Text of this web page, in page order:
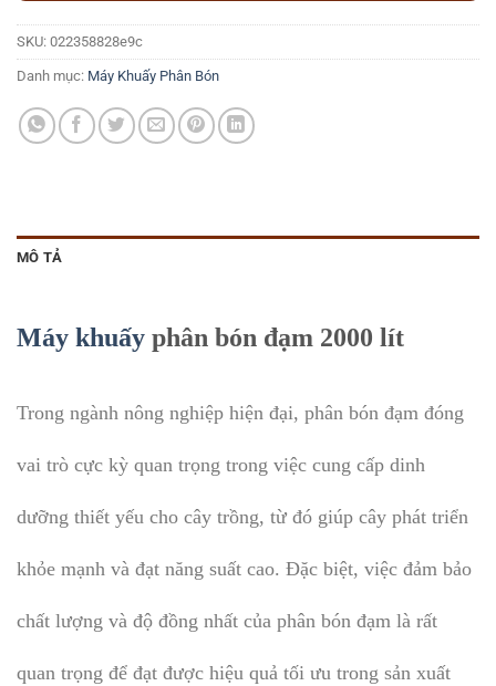
SKU: 022358828e9c
Danh mục: Máy Khuấy Phân Bón
MÔ TẢ
Máy khuấy phân bón đạm 2000 lít
Trong ngành nông nghiệp hiện đại, phân bón đạm đóng
vai trò cực kỳ quan trọng trong việc cung cấp dinh
dưỡng thiết yếu cho cây trồng, từ đó giúp cây phát triển
khỏe mạnh và đạt năng suất cao. Đặc biệt, việc đảm bảo
chất lượng và độ đồng nhất của phân bón đạm là rất
quan trọng để đạt được hiệu quả tối ưu trong sản xuất